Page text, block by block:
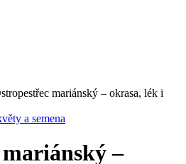
mariánský – okrasa, lék i
–